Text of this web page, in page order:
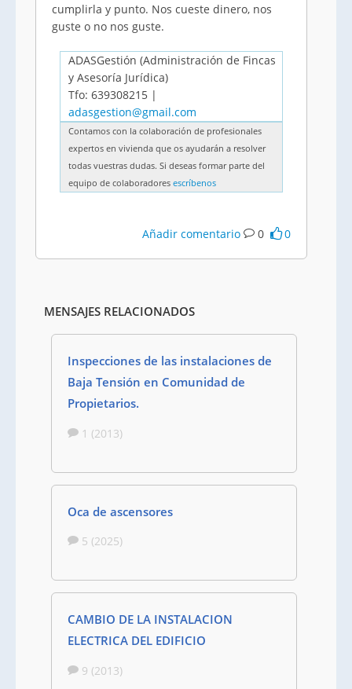
cumplirla y punto. Nos cueste dinero, nos
guste o no nos guste.
ADASGestión (Administración de Fincas
y Asesoría Jurídica)
Tfo: 639308215 |
adasgestion@gmail.com
Contamos con la colaboración de profesionales
expertos en vivienda que os ayudarán a resolver
todas vuestras dudas. Si deseas formar parte del
equipo de colaboradores escríbenos
Añadir comentario 0 0
MENSAJES RELACIONADOS
Inspecciones de las instalaciones de
Baja Tensión en Comunidad de
Propietarios.
1 (2013)
Oca de ascensores
5 (2025)
CAMBIO DE LA INSTALACION
ELECTRICA DEL EDIFICIO
9 (2013)